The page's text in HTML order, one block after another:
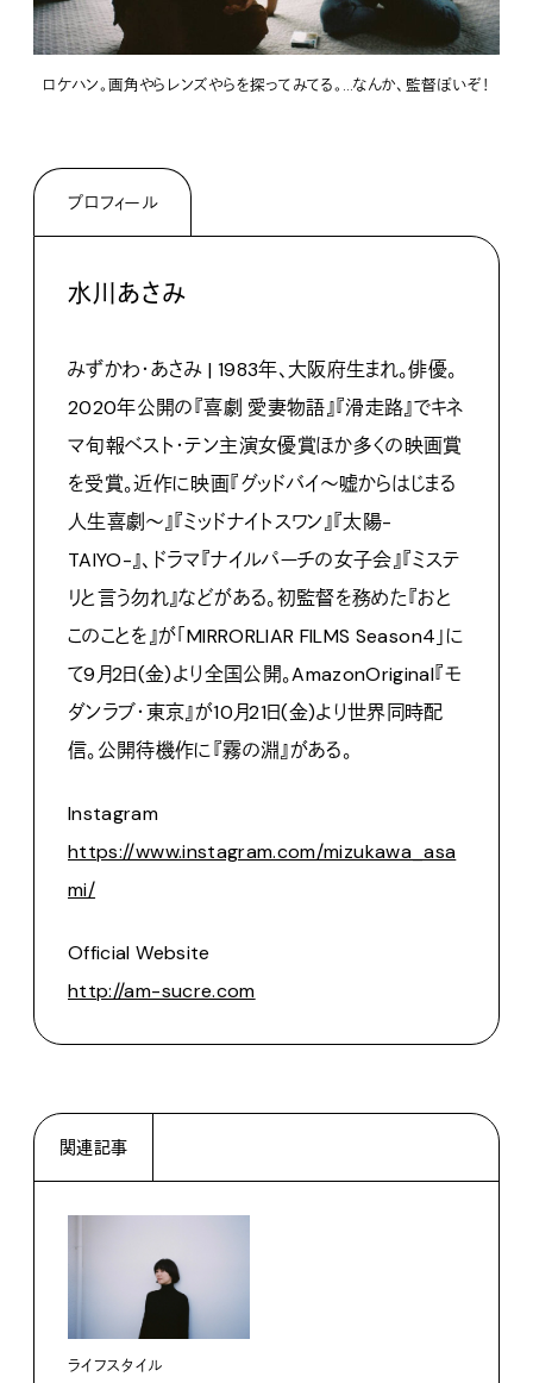
ロケハン。画角やらレンズやらを探ってみてる。…なんか、監督ぽいぞ！
プロフィール
水川あさみ
みずかわ・あさみ | 1983年、大阪府生まれ。俳優。
2020年公開の『喜劇 愛妻物語』『滑走路』でキネ
マ旬報ベスト・テン主演女優賞ほか多くの映画賞
を受賞。近作に映画『グッドバイ～嘘からはじまる
人生喜劇～』『ミッドナイトスワン』『太陽-
TAIYO-』、ドラマ『ナイルパーチの女子会』『ミステ
リと言う勿れ』などがある。初監督を務めた『おと
このことを』が「MIRRORLIAR FILMS Season4」に
て9月2日(金)より全国公開。AmazonOriginal『モ
ダンラブ・東京』が10月21日(金)より世界同時配
信。公開待機作に『霧の淵』がある。
Instagram
https://www.instagram.com/mizukawa_asa
mi/
Official Website
http://am-sucre.com
関連記事
ライフスタイル